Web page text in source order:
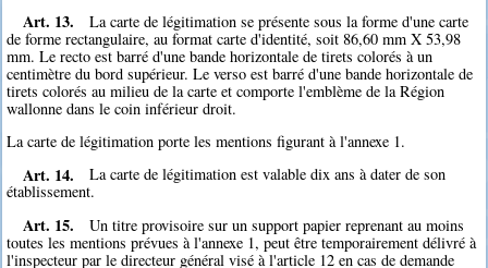
Art. 13.
La carte de légitimation se présente sous la forme d'une carte
de forme rectangulaire, au format carte d'identité, soit 86,60 mm X 53,98
mm. Le recto est barré d'une bande horizontale de tirets colorés à un
centimètre du bord supérieur. Le verso est barré d'une bande horizontale de
tirets colorés au milieu de la carte et comporte l'emblème de la Région
wallonne dans le coin inférieur droit.
La carte de légitimation porte les mentions figurant à l'annexe 1.
Art. 14.
La carte de légitimation est valable dix ans à dater de son
établissement.
Art. 15.
Un titre provisoire sur un support papier reprenant au moins
toutes les mentions prévues à l'annexe 1, peut être temporairement délivré à
l'inspecteur par le directeur général visé à l'article 12 en cas de demande